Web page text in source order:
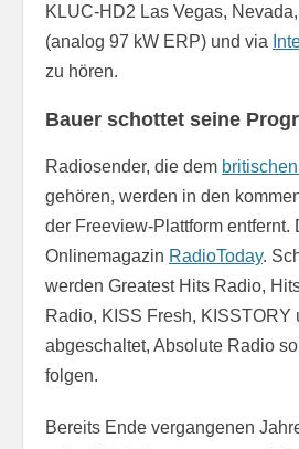
KLUC-HD2 Las Vegas,
(analog 97 kW ERP) und via
zu hören.
Bauer schottet seine
Radiosender, die dem
gehören, werden in den
der Freeview-Plattform entfernt.
Onlinemagazin RadioToday.
werden Greatest Hits Radio,
Radio, KISS Fresh, KISSTORY
abgeschaltet, Absolute Radio
folgen.
Bereits Ende vergangenen